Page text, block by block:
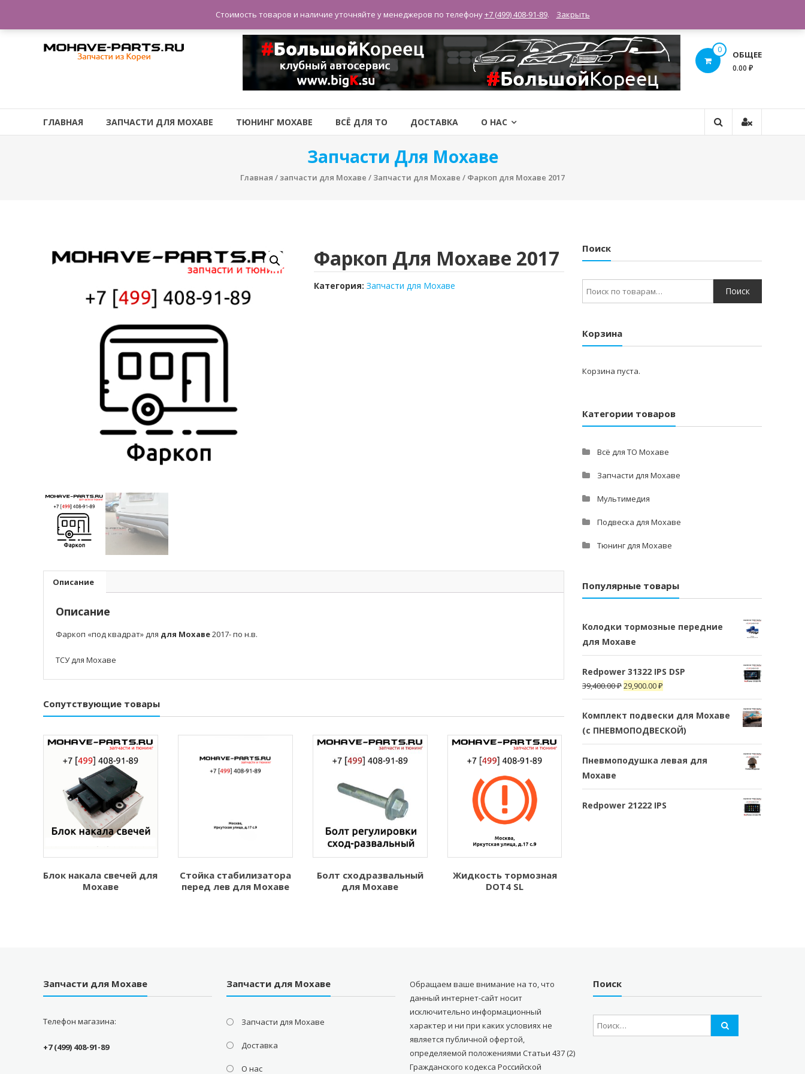
Запчасти
для
Мохаве
0 ОБЩЕЕ
0.00 ₽
ГЛАВНАЯ ЗАПЧАСТИ ДЛЯ МОХАВЕ ТЮНИНГ МОХАВЕ ВСЁ ДЛЯ ТО ДОСТАВКА О НАС
Запчасти Для Мохаве
Главная /запчасти для Мохаве / Запчасти для Мохаве / Фаркоп для Мохаве 2017
Фаркоп Для Мохаве 2017
Категория:Запчасти для Мохаве
Описание
Описание
Фаркоп «под квадрат» для для Мохаве2017- по н.в.
ТСУ для Мохаве
Сопутствующие товары
Блок накала свечей для
Мохаве
Стойка стабилизатора
перед лев для Мохаве
Болт сходразвальный
для Мохаве
Жидкость тормозная
DOT4 SL
Поиск
Корзина
Корзина пуста.
Категории товаров
Всё для ТО Мохаве
Запчасти для Мохаве
Мультимедия
Подвеска для Мохаве
Тюнинг для Мохаве
Популярные товары
Колодки тормозные передние
для Мохаве
Redpower 31322 IPS DSP
39,400.00₽29,900.00₽
Комплект подвески для Мохаве
(c ПНЕВМОПОДВЕСКОЙ)
Пневмоподушка левая для
Мохаве
Redpower 21222 IPS
Запчасти для Мохаве
Телефон магазина:
+7 (499) 408-91-89
Запчасти для Мохаве
Запчасти для Мохаве
Доставка
О нас
Обращаем ваше внимание на то, что
данный интернет-сайт носит
исключительно информационный
характер и ни при каких условиях не
является публичной офертой,
определяемой положениями Статьи 437 (2)
Гражданского кодекса Российской
Поиск
Стоимость товаров и наличие уточняйте у менеджеров по телефону+7 (499) 408-91-89. Закрыть